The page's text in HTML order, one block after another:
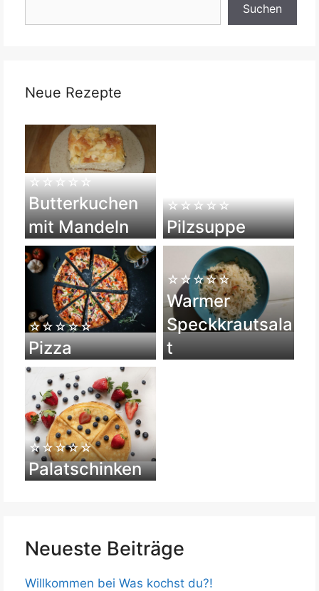
Suchen
Neue Rezepte
☆☆☆☆☆
Butterkuchen
mit Mandeln
☆☆☆☆☆
Pilzsuppe
☆☆☆☆☆
Pizza
☆☆☆☆☆
Warmer
Speckkrautsala
t
☆☆☆☆☆
Palatschinken
Neueste Beiträge
Willkommen bei Was kochst du?!